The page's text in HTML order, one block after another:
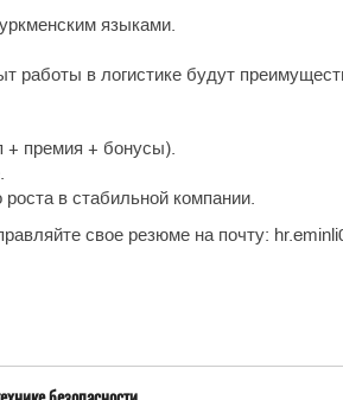
языками.
работы в логистике будут
+ премия + бонусы).
в стабильной компании.
свое резюме на почту: